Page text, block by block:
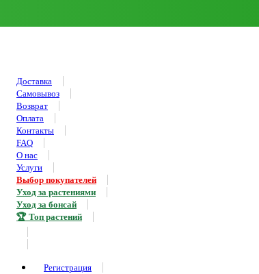
Доставка
Самовывоз
Возврат
Оплата
Контакты
FAQ
О нас
Услуги
Выбор покупателей
Уход за растениями
Уход за бонсай
🏆 Топ растений
Регистрация